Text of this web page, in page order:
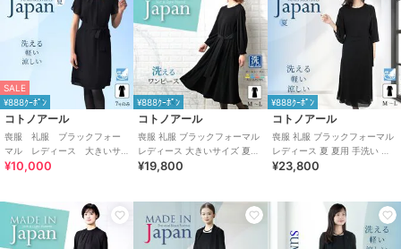
SALE
¥888ｸｰﾎﾟﾝ
コトノアール
喪服 礼服 ブラックフォー
マル レディース 大きいサ
イズ 夏 夏用 日本製
¥10,000
¥888ｸｰﾎﾟﾝ
コトノアール
喪服 礼服 ブラックフォーマル
レディース 大きいサイズ 夏物
夏用 洗える 日本製
¥19,800
¥888ｸｰﾎﾟﾝ
コトノアール
喪服 礼服 ブラックフォーマル
レディース 夏 夏用 手洗い 涼
しい ゆったり 日本製
¥23,800